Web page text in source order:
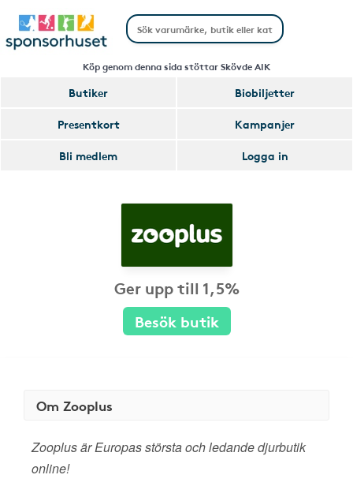
Köp genom denna sida stöttar Skövde AIK
Butiker
Biobiljetter
Presentkort
Kampanjer
Bli medlem
Logga in
Ger upp till 1,5%
Besök butik
Om Zooplus
Zooplus är Europas största och ledande djurbutik
online!